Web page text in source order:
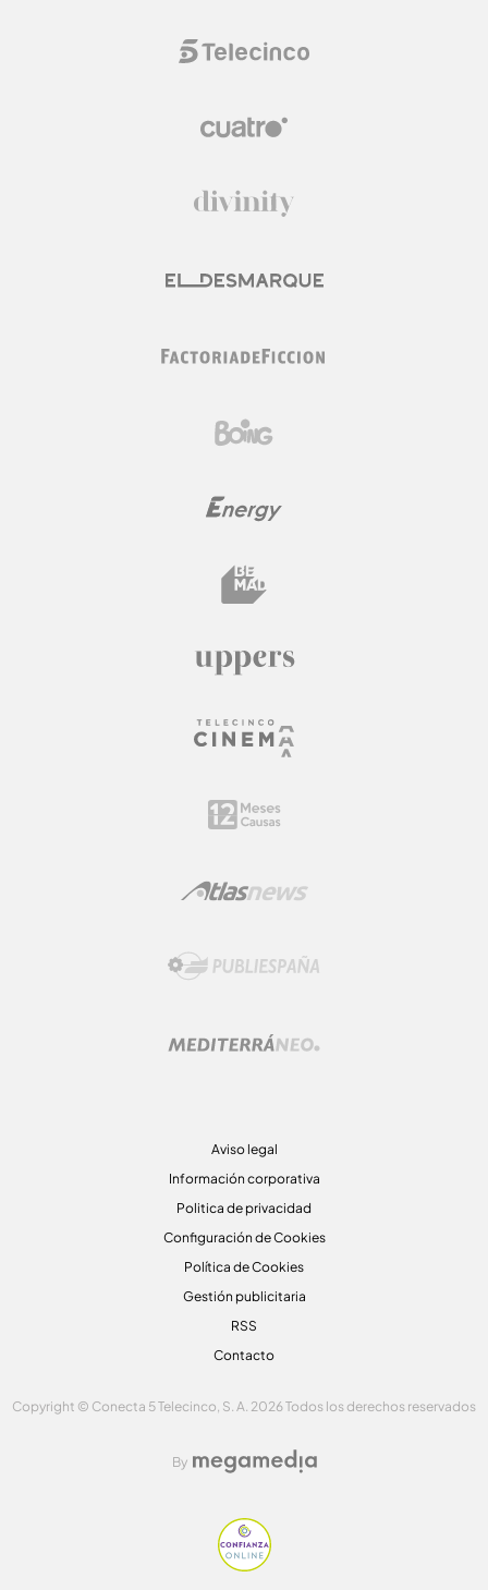
Aviso legal
Información corporativa
Politica de privacidad
Configuración de Cookies
Política de Cookies
Gestión publicitaria
RSS
Contacto
Copyright © Conecta 5 Telecinco, S. A. 2026 Todos los derechos reservados
By